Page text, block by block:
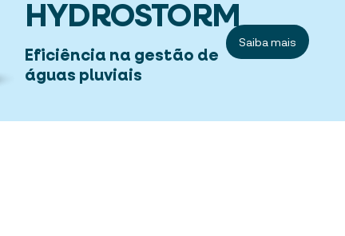
HYDROSTORM
Eficiência na gestão de
águas pluviais
Saiba mais